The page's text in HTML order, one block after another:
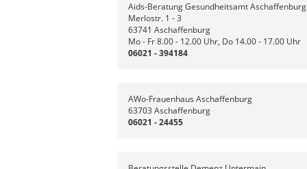
Aids-Beratung Gesundheitsamt Aschaffenburg
Merlostr. 1 - 3
63741 Aschaffenburg
Mo - Fr 8.00 - 12.00 Uhr, Do 14.00 - 17.00 Uhr
06021 - 394184
AWo-Frauenhaus Aschaffenburg
63703 Aschaffenburg
06021 - 24455